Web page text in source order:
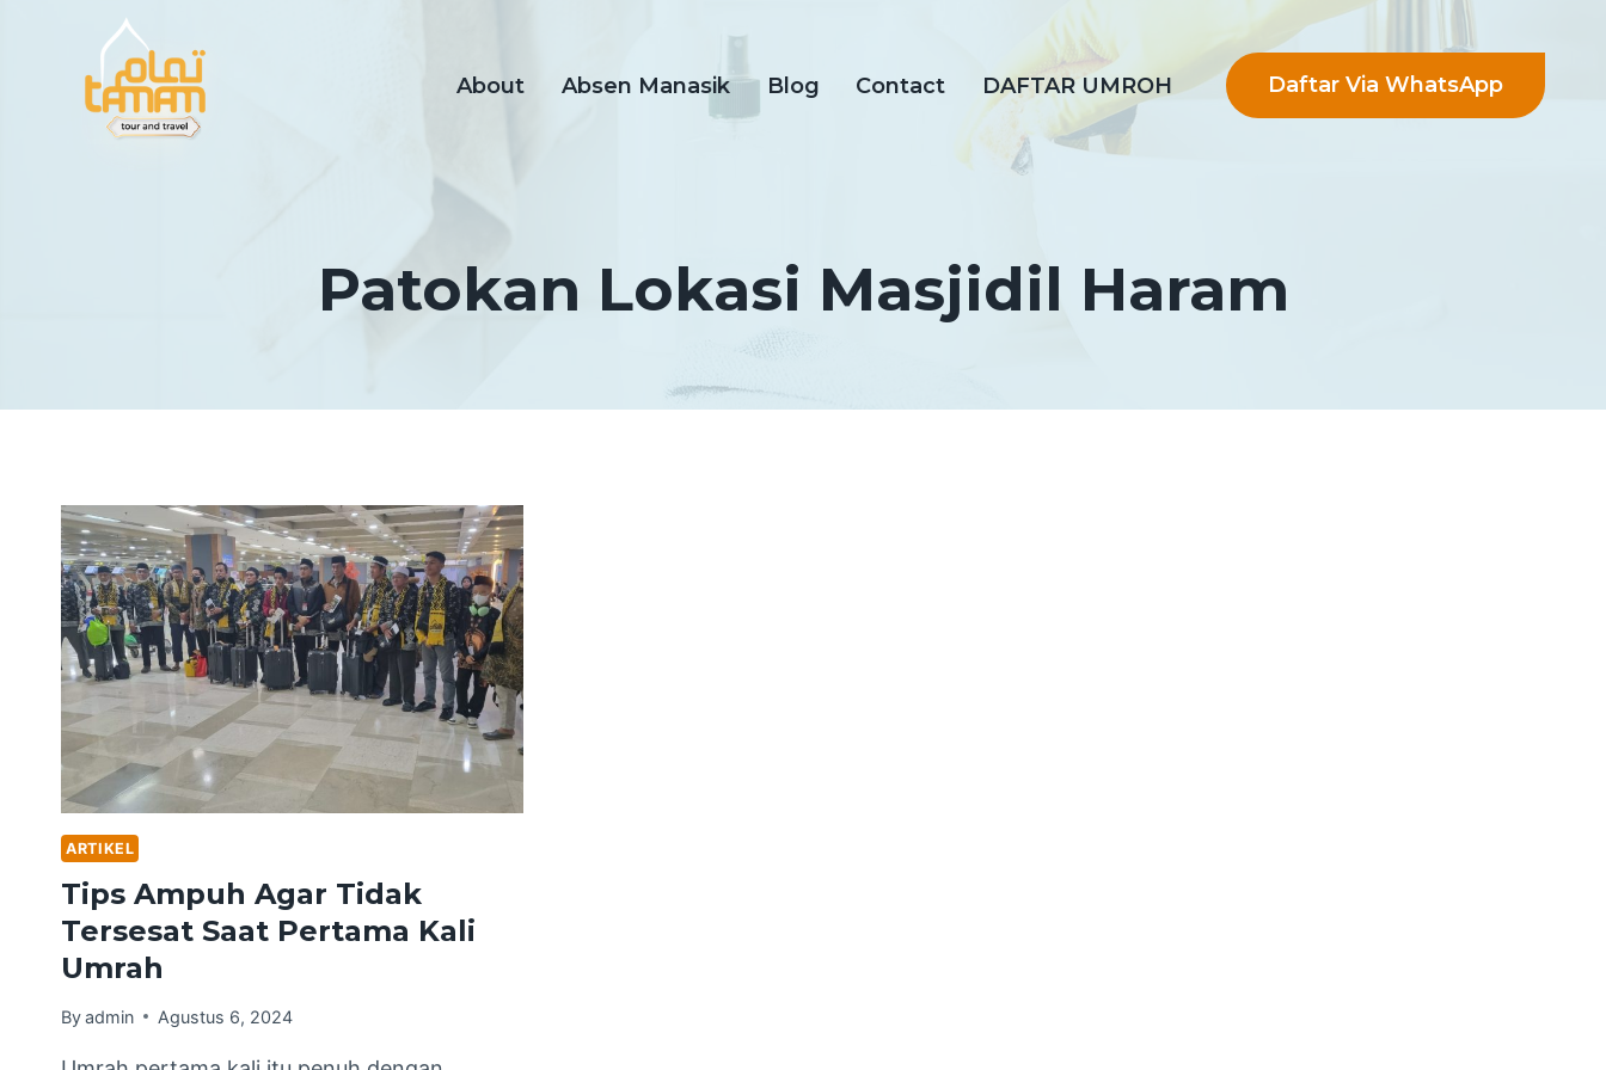
About Absen Manasik Blog Contact DAFTAR UMROH Daftar Via WhatsApp
Patokan Lokasi Masjidil Haram
ARTIKEL
Tips Ampuh Agar Tidak
Tersesat Saat Pertama Kali
Umrah
Byadmin Agustus 6, 2024